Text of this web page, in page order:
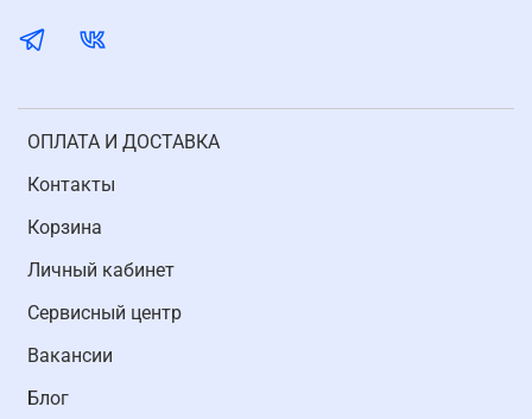
ОПЛАТА И ДОСТАВКА
Контакты
Корзина
Личный кабинет
Cервисный центр
Вакансии
Блог